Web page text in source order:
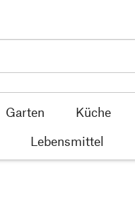
Garten Küche
Lebensmittel